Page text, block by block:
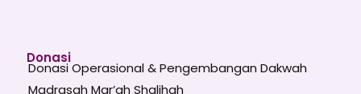
Donasi
Donasi Operasional & Pengembangan Dakwah
Madrasah Mar’ah Shalihah